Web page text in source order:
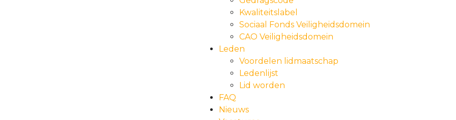
Kwaliteitslabel
Sociaal Fonds Veiligheidsdomein
CAO Veiligheidsdomein
Leden
Voordelen lidmaatschap
Ledenlijst
Lid worden
FAQ
Nieuws